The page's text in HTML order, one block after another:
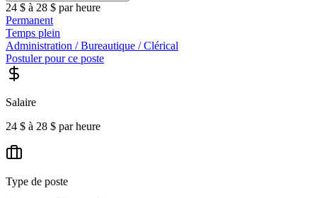
24 $ à 28 $ par heure
Permanent
Temps plein
Administration / Bureautique / Clérical
Postuler pour ce poste
Salaire
24 $ à 28 $ par heure
Type de poste